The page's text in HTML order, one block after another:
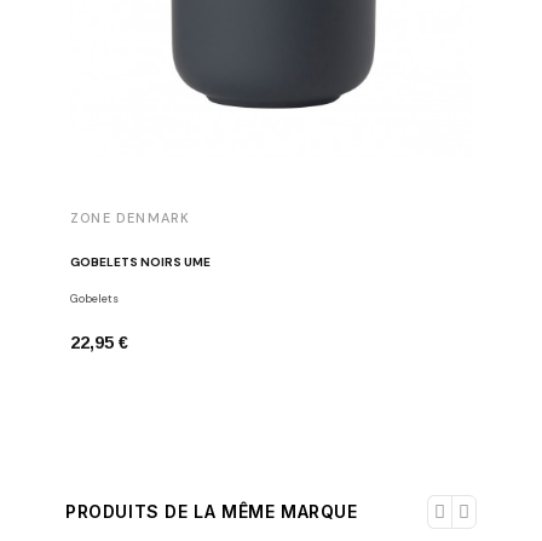
ZONE DENMARK
GOBELETS NOIRS UME
Gobelets
22,95 €
PRODUITS DE LA MÊME MARQUE